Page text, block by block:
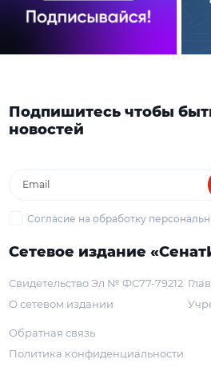
Подпишитесь чтобы
новостей
Согласие на обработку
Сетевое издание
Свидетельство Эл № ФС77-79212
О сетевом издании
Обратная связь
Политика конфиденциальности